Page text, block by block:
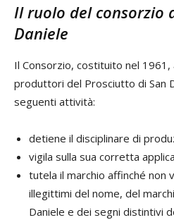
Il ruolo del consorzio
Daniele
Il Consorzio, costituito nel 1961,
produttori del Prosciutto di San
seguenti attività:
detiene il disciplinare di
vigila sulla sua corretta
tutela il marchio affinché non
illegittimi del nome, del
Daniele e dei segni distintivi